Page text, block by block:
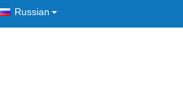
Russian